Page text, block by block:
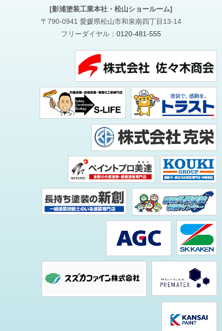
[影浦塗装工業本社・松山ショールーム]
〒790-0941 愛媛県松山市和泉南四丁目13-14
フリーダイヤル： 0120-481-555